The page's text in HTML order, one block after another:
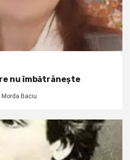
nu îmbătrânește
Morda Baciu